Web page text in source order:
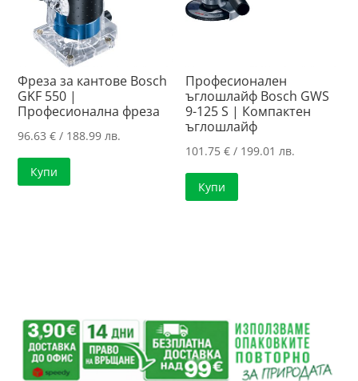
Фреза за кантове Bosch
GKF 550 |
Професионална фреза
96.63€ / 188.99 лв.
Купи
Професионален
ъглошлайф Bosch GWS
9-125 S | Компактен
ъглошлайф
101.75€ / 199.01 лв.
Купи